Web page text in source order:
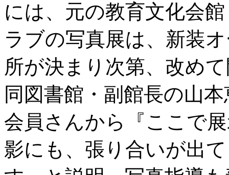
には、元の教育文化会
ラブの写真展は、新装
所が決まり次第、改め
同図書館・副館長の山
会員さんから『ここで
影にも、張り合いが出